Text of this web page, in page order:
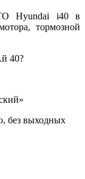
Hyundai i40 в
тормозной
40?
без выходных